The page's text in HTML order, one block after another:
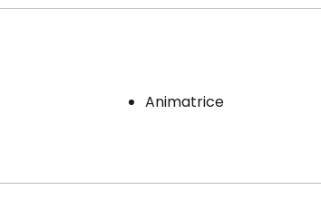
Animatrice